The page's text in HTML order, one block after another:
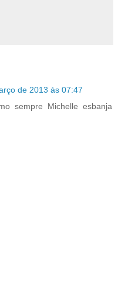
de 2013 às 07:47
sempre Michelle esbanja